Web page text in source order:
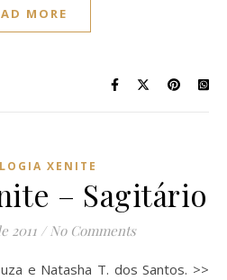
MORE
XENITE
– Sagitário
2011 / No Comments